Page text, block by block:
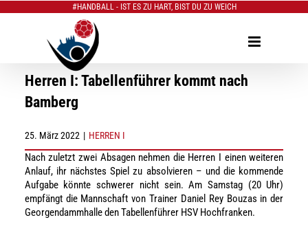
#HANDBALL - IST ES ZU HART, BIST DU ZU WEICH
Herren I: Tabellenführer kommt nach
Bamberg
25. März 2022 | HERREN I
Nach zuletzt zwei Absagen nehmen die Herren I einen weiteren
Anlauf, ihr nächstes Spiel zu absolvieren – und die kommende
Aufgabe könnte schwerer nicht sein. Am Samstag (20 Uhr)
empfängt die Mannschaft von Trainer Daniel Rey Bouzas in der
Georgendammhalle den Tabellenführer HSV Hochfranken.